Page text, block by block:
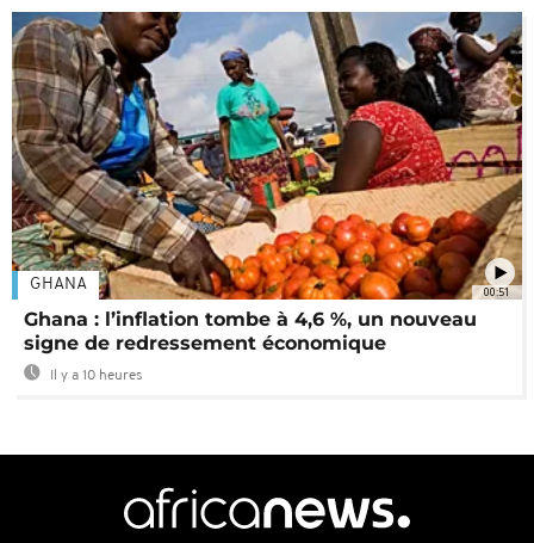
00:51
GHANA
Ghana : l’inflation tombe à 4,6 %, un nouveau
signe de redressement économique
Il y a 10 heures